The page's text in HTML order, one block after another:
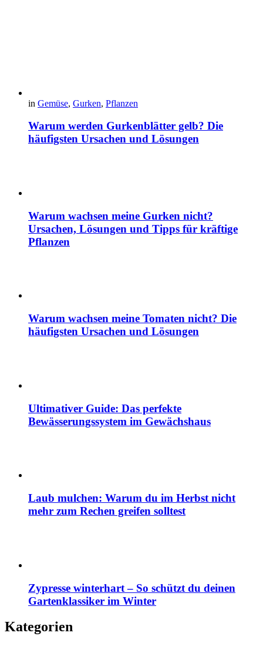
in Gemüse, Gurken, Pflanzen
Warum werden Gurkenblätter gelb? Die
häufigsten Ursachen und Lösungen
Warum wachsen meine Gurken nicht?
Ursachen, Lösungen und Tipps für kräftige
Pflanzen
Warum wachsen meine Tomaten nicht? Die
häufigsten Ursachen und Lösungen
Ultimativer Guide: Das perfekte
Bewässerungssystem im Gewächshaus
Laub mulchen: Warum du im Herbst nicht
mehr zum Rechen greifen solltest
Zypresse winterhart – So schützt du deinen
Gartenklassiker im Winter
Kategorien